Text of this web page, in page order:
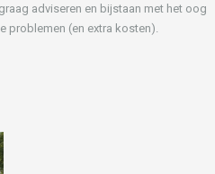
adviseren en bijstaan met het oog
problemen (en extra kosten).